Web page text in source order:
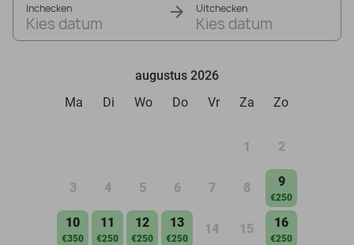
Inchecken
Kies datum
Uitchecken
Kies datum
augustus 2026
Ma
Di Wo Do Vr Za Zo
1 2
3 4 5 6 7 8 9
€250
10
€350
11
€250
12
€250
13
€250
14 15 16
€250